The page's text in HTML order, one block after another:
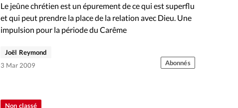
Le jeûne chrétien est un épurement de ce qui est superflu
et qui peut prendre la place de la relation avec Dieu. Une
impulsion pour la période du Carême
Joël Reymond
3 Mar 2009
Abonnés
Non classé